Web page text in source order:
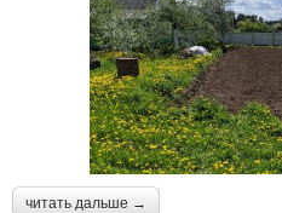
читать дальше →